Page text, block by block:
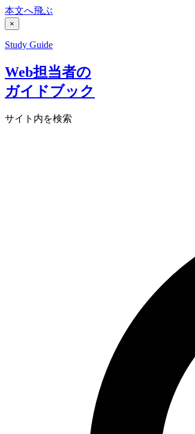
本文へ飛ぶ
×
Study Guide
Web担当者の
ガイドブック
サイト内を検索